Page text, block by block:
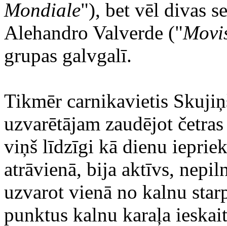
Mondiale"), bet vēl divas
Alehandro Valverde ("
grupas galvgalī.
Tikmēr carnikavietis
uzvarētājam zaudējot
viņš līdzīgi kā dienu
atrāvienā, bija aktīvs,
uzvarot vienā no kalnu
punktus kalnu karaļa